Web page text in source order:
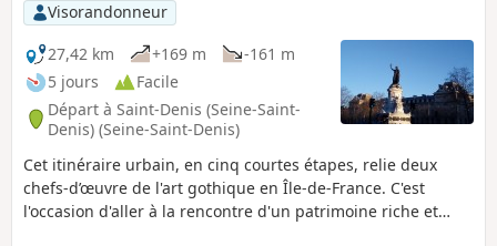
Visorandonneur
27,42 km
+169 m
-161 m
5 jours
Facile
Départ à Saint-Denis (Seine-Saint-
Denis) (Seine-Saint-Denis)
Cet itinéraire urbain, en cinq courtes étapes, relie deux
chefs-d’œuvre de l'art gothique en Île-de-France. C'est
l'occasion d'aller à la rencontre d'un patrimoine riche et